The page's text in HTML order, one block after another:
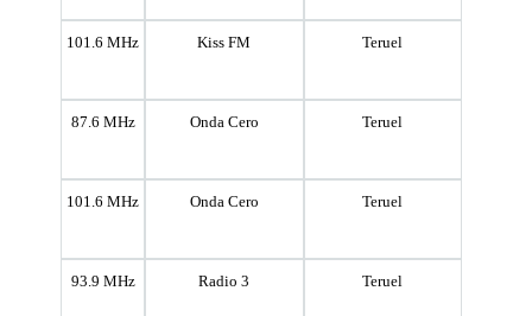
101.6 MHz Kiss FM Teruel
87.6 MHz Onda Cero Teruel
101.6 MHz Onda Cero Teruel
93.9 MHz Radio 3 Teruel